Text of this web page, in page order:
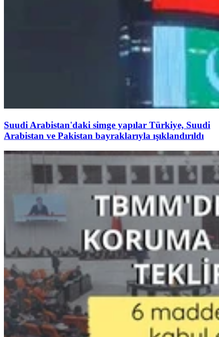
Suudi Arabistan'daki simge yapılar Türkiye, Suudi
Arabistan ve Pakistan bayraklarıyla ışıklandırıldı